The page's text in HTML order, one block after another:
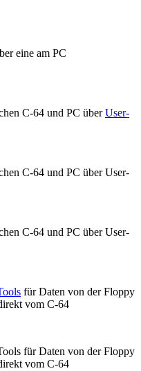
eine am PC
C-64 und PC überUser-
C-64 und PC über User-
C-64 und PC über User-
für Daten von der Floppy
vom C-64
für Daten von der Floppy
vom C-64